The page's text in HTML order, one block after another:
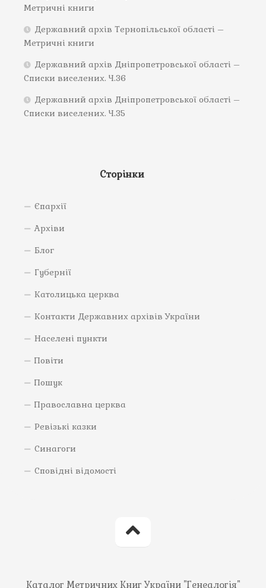
Метричні книги
Державний архів Тернопільської області –
Метричні книги
Державний архів Дніпропетровської області –
Списки виселених. Ч.36
Державний архів Дніпропетровської області –
Списки виселених. Ч.35
Сторінки
Єпархії
Архіви
Блог
Губернії
Католицька церква
Контакти Державних архівів України
Населені пункти
Повіти
Пошук
Православна церква
Ревізькі казки
Синагоги
Сповідні відомості
Каталог Метричних Книг України "Генеалогія"